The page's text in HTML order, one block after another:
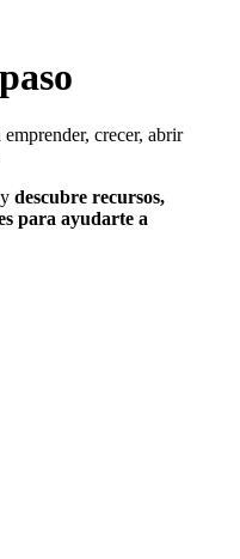
crecer, abrir
descubre recursos,
para ayudarte a